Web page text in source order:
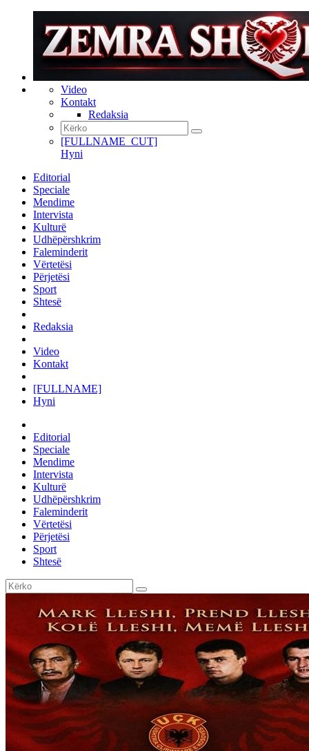
Video
Kontakt
Redaksia
[FULLNAME_CUT]
Hyni
Editorial
Speciale
Mendime
Intervista
Kulturë
Udhëpërshkrim
Faleminderit
Vërtetësi
Përjetësi
Sport
Shtesë
Redaksia
Video
Kontakt
[FULLNAME]
Hyni
Editorial
Speciale
Mendime
Intervista
Kulturë
Udhëpërshkrim
Faleminderit
Vërtetësi
Përjetësi
Sport
Shtesë